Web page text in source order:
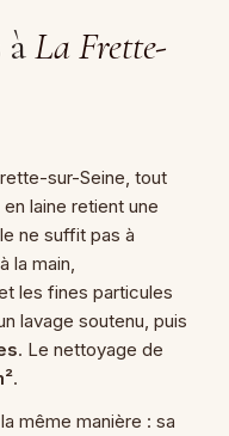
La Frette-
sur-Seine, tout
laine retient une
ne suffit pas à
la main,
les fines particules
lavage soutenu, puis
. Le nettoyage de
.
même manière : sa